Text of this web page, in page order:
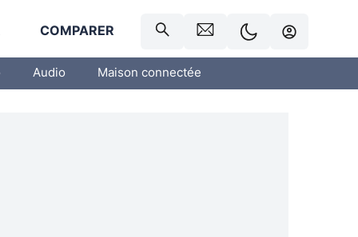
COMPARER
Audio Maison connectée